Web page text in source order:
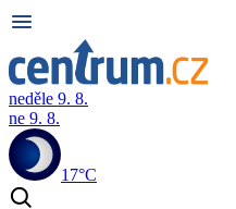
neděle 9. 8.
ne 9. 8.
17°C